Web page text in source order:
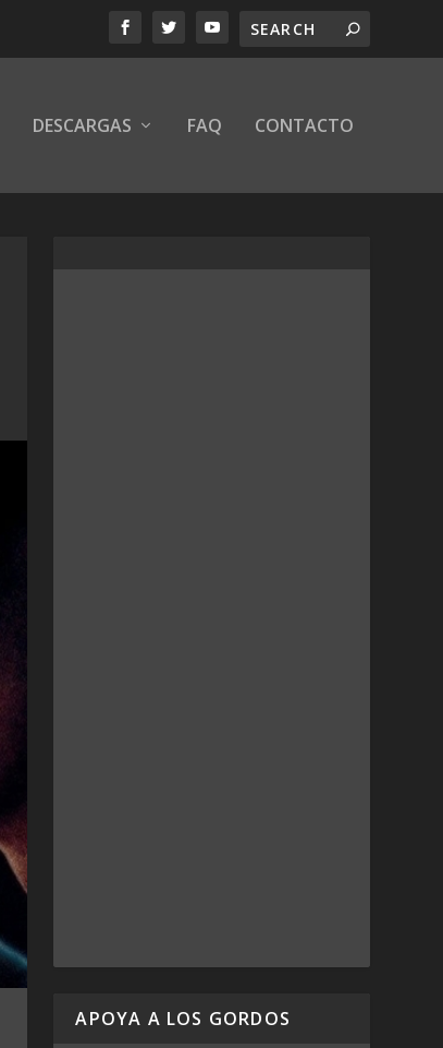
DESCARGAS FAQ CONTACTO
APOYA A LOS GORDOS